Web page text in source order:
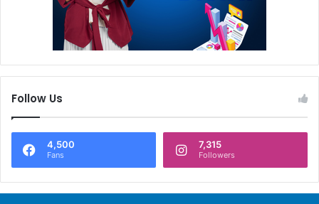
Follow Us
4,500
Fans
7,315
Followers